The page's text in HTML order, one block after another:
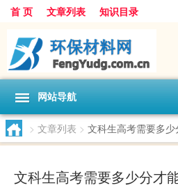
首 页 文章列表 知识目录
网站导航
> 文章列表 > 文科生高考需要多
文科生高考需要多少分才